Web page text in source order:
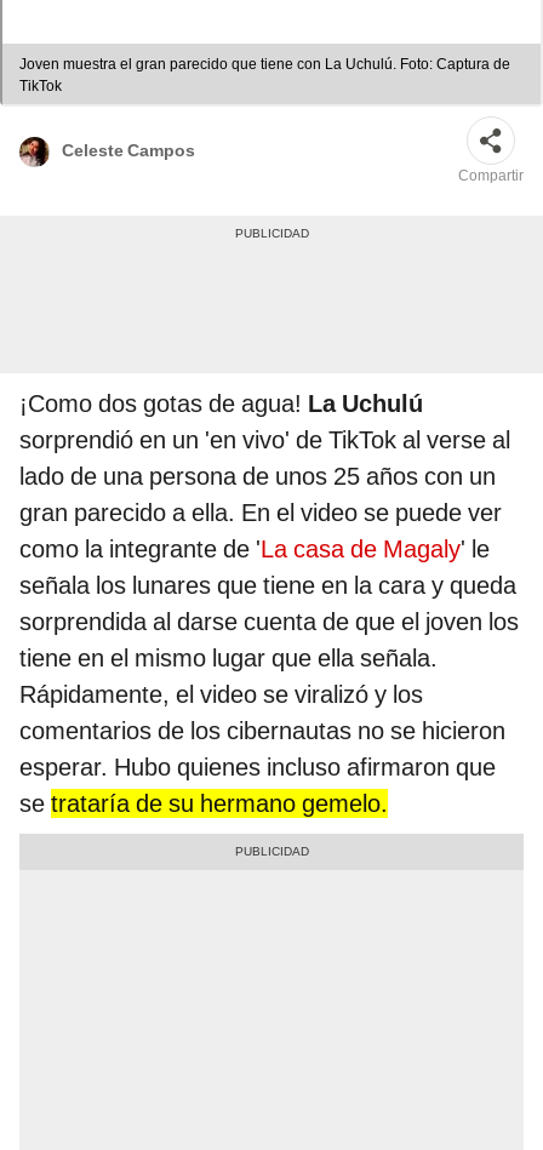
Joven muestra el gran parecido que tiene con La Uchulú. Foto: Captura de
TikTok
Celeste Campos
Compartir
¡Como dos gotas de agua! La Uchulú
sorprendió en un 'en vivo' de TikTok al verse al
lado de una persona de unos 25 años con un
gran parecido a ella. En el video se puede ver
como la integrante de 'La casa de Magaly' le
señala los lunares que tiene en la cara y queda
sorprendida al darse cuenta de que el joven los
tiene en el mismo lugar que ella señala.
Rápidamente, el video se viralizó y los
comentarios de los cibernautas no se hicieron
esperar. Hubo quienes incluso afirmaron que
se trataría de su hermano gemelo.